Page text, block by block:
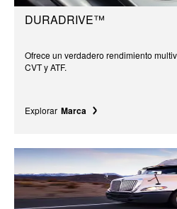
DURADRIVE™
Ofrece un verdadero rendimiento
CVT y ATF.
Explorar Marca